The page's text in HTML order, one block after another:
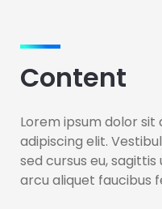
Content
Lorem ipsum dolor
adipiscing elit.
sed cursus eu,
arcu aliquet faucibus